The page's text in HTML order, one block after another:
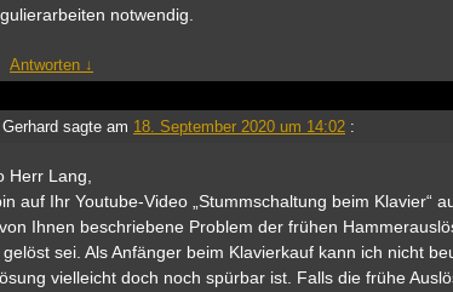
notwendig.
Antworten ↓
Gerhard sagte am 18. September 2020 um 14:02 :
Herr Lang,
auf Ihr Youtube-Video „Stummschaltung beim Klavier“
Ihnen beschriebene Problem der frühen
gelöst sei. Als Anfänger beim Klavierkauf kann ich nicht
vielleicht doch noch spürbar ist. Falls die frühe